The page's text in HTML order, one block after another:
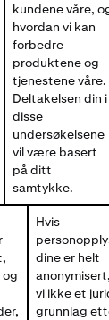
kundene våre,
hvordan vi kan
forbedre
produktene og
tjenestene våre.
Deltakelsen din i
disse
undersøkelsene
vil være basert
på ditt
samtykke.
Hvis
dine er helt
vi ikke et
grunnlag